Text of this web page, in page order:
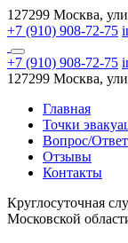
127299 Москва,
+7 (910) 908-72-75
+7 (910) 908-72-75
127299 Москва,
Главная
Точки
Вопрос/Ответ
Отзывы
Контакты
Круглосуточная
Московской